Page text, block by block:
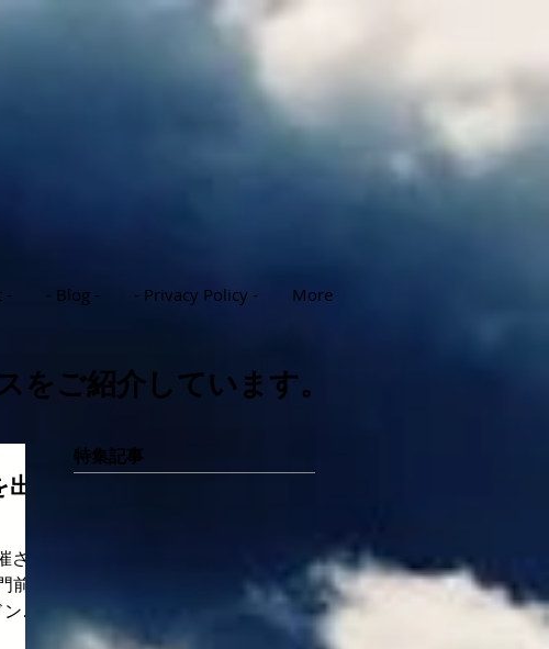
- - Blog - - Privacy Policy - More
ご紹介しています。
され
前春
バ
特集記事